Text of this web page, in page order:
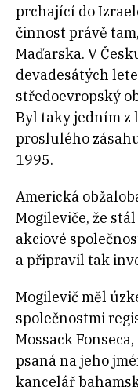
prchající do
činnost právě
Maďarska. V
devadesátých
středoevropský
Byl taky jedním z
proslulého
1995.
Americká
Mogileviče, že
akciové
a připravil tak
Mogilevič měl
společnostmi
Mossack
psaná na jeho
kancelář